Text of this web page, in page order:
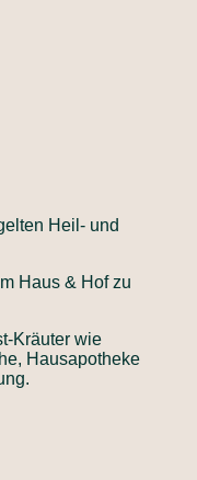
Heil- und
Haus & Hof zu
Kräuter wie
Hausapotheke